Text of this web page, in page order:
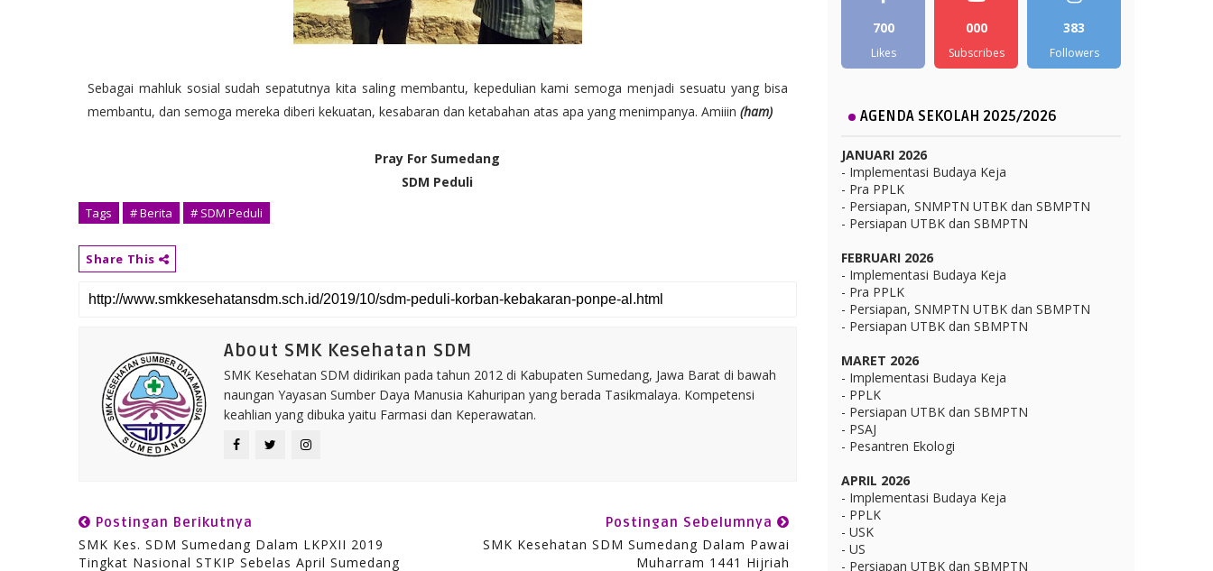
Sebagai mahluk sosial sudah sepatutnya kita saling membantu, kepedulian kami semoga menjadi sesuatu yang bisa
membantu, dan semoga mereka diberi kekuatan, kesabaran dan ketabahan atas apa yang menimpanya. Amiiin (ham)
Pray For Sumedang
SDM Peduli
Tags # Berita # SDM Peduli
Share This
About SMK Kesehatan SDM
SMK Kesehatan SDM didirikan pada tahun 2012 di Kabupaten Sumedang, Jawa Barat di bawah
naungan Yayasan Sumber Daya Manusia Kahuripan yang berada Tasikmalaya. Kompetensi
keahlian yang dibuka yaitu Farmasi dan Keperawatan.
Postingan Berikutnya
SMK Kes. SDM Sumedang Dalam LKPXII 2019
Tingkat Nasional STKIP Sebelas April Sumedang
Postingan Sebelumnya
SMK Kesehatan SDM Sumedang Dalam Pawai
Muharram 1441 Hijriah
700
Likes
000
Subscribes
383
Followers
AGENDA SEKOLAH 2025/2026
JANUARI 2026
- Implementasi Budaya Keja
- Pra PPLK
- Persiapan, SNMPTN UTBK dan SBMPTN
- Persiapan UTBK dan SBMPTN
FEBRUARI 2026
- Implementasi Budaya Keja
- Pra PPLK
- Persiapan, SNMPTN UTBK dan SBMPTN
- Persiapan UTBK dan SBMPTN
MARET 2026
- Implementasi Budaya Keja
- PPLK
- Persiapan UTBK dan SBMPTN
- PSAJ
- Pesantren Ekologi
APRIL 2026
- Implementasi Budaya Keja
- PPLK
- USK
- US
- Persiapan UTBK dan SBMPTN